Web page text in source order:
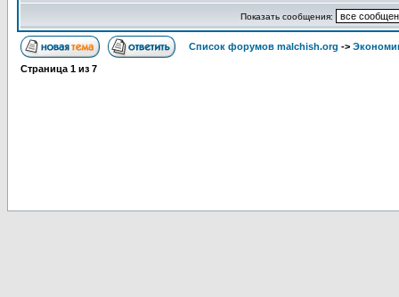
Показать сообщения:
Список форумов malchish.org ->
Страница 1 из 7